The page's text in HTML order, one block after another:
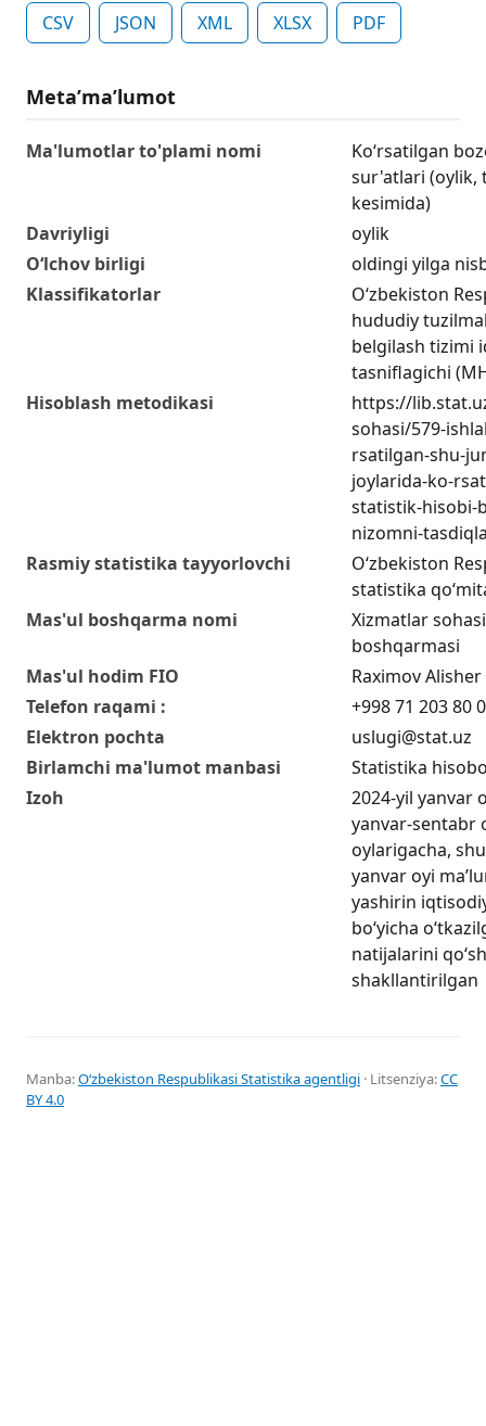
CSV JSON XML XLSX PDF
Metaʼmaʼlumot
Ma'lumotlar to'plami nomi
Ko‘rsatilgan
sur'atlari (oylik,
kesimida)
Davriyligi
oylik
O‘lchov birligi
oldingi yilga
Klassifikatorlar
O‘zbekiston
hududiy
belgilash tizimi
tasniflagichi
Hisoblash metodikasi
https://
sohasi/579-
rsatilgan-shu-
joylarida-ko-
statistik-hisobi-
nizomni-
Rasmiy statistika tayyorlovchi
O‘zbekiston
statistika
Mas'ul boshqarma nomi
Xizmatlar
boshqarmasi
Mas'ul hodim FIO
Raximov
Telefon raqami :
+998 71 203 80
Elektron pochta
uslugi@stat.uz
Birlamchi ma'lumot manbasi
Statistika
Izoh
2024-yil yanvar
yanvar-sentabr
oylarigacha,
yanvar oyi
yashirin
boʻyicha
natijalarini
shakllantirilgan
Manba:Oʻzbekiston Respublikasi Statistika agentligi · Litsenziya:CC
BY 4.0